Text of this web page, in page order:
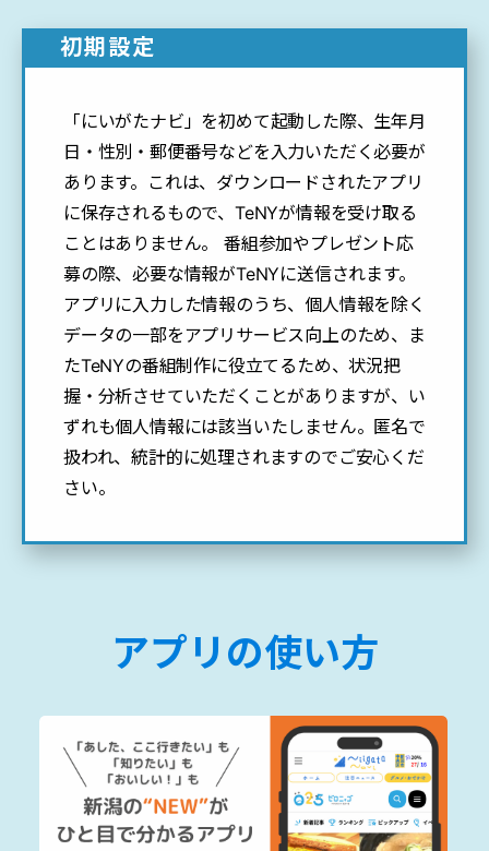
初期設定
「にいがたナビ」を初めて起動した際、生年月
日・性別・郵便番号などを入力いただく必要が
あります。これは、ダウンロードされたアプリ
に保存されるもので、TeNYが情報を受け取る
ことはありません。 番組参加やプレゼント応
募の際、必要な情報がTeNYに送信されます。
アプリに入力した情報のうち、個人情報を除く
データの一部をアプリサービス向上のため、ま
たTeNYの番組制作に役立てるため、状況把
握・分析させていただくことがありますが、い
ずれも個人情報には該当いたしません。匿名で
扱われ、統計的に処理されますのでご安心くだ
さい。
アプリの使い方